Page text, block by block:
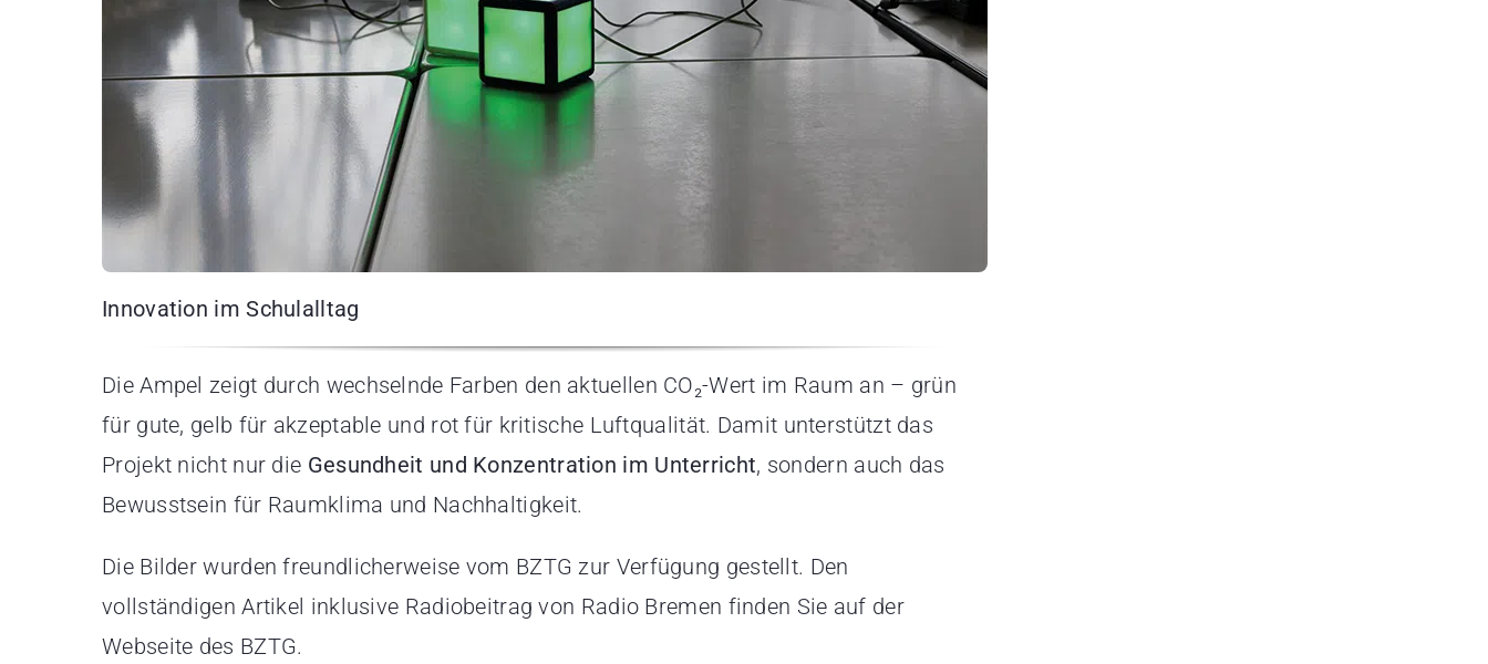
Innovation im Schulalltag
Die Ampel zeigt durch wechselnde Farben den aktuellen CO₂-Wert im Raum an – grün
für gute, gelb für akzeptable und rot für kritische Luftqualität. Damit unterstützt das
Projekt nicht nur die Gesundheit und Konzentration im Unterricht, sondern auch das
Bewusstsein für Raumklima und Nachhaltigkeit.
Die Bilder wurden freundlicherweise vom BZTG zur Verfügung gestellt. Den
vollständigen Artikel inklusive Radiobeitrag von Radio Bremen finden Sie auf der
Webseite des BZTG.